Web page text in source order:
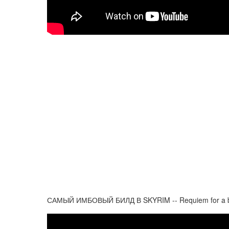
САМЫЙ ИМБОВЫЙ БИЛД В SKYRIM -- Requiem for a